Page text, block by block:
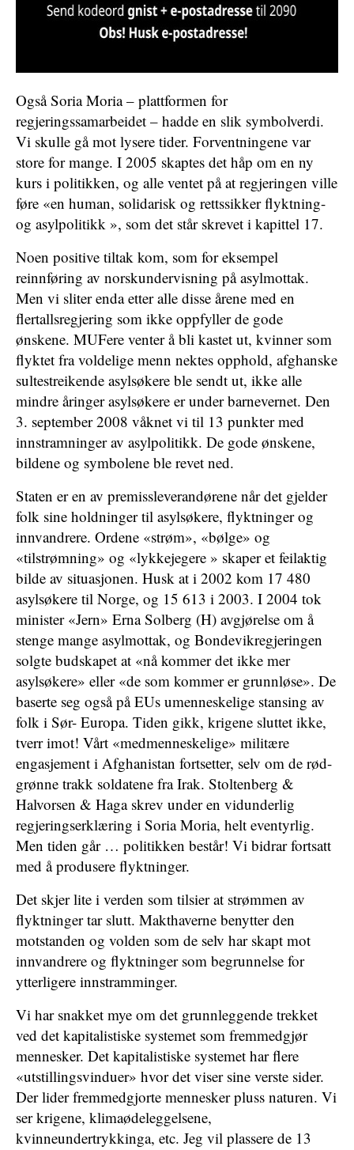
Også Soria Moria – plattformen for
regjeringssamarbeidet – hadde en slik symbolverdi.
Vi skulle gå mot lysere tider. Forventningene var
store for mange. I 2005 skaptes det håp om en ny
kurs i politikken, og alle ventet på at regjeringen ville
føre «en human, solidarisk og rettssikker flyktning-
og asylpolitikk », som det står skrevet i kapittel 17.
Noen positive tiltak kom, som for eksempel
reinnføring av norskundervisning på asylmottak.
Men vi sliter enda etter alle disse årene med en
flertallsregjering som ikke oppfyller de gode
ønskene. MUFere venter å bli kastet ut, kvinner som
flyktet fra voldelige menn nektes opphold, afghanske
sultestreikende asylsøkere ble sendt ut, ikke alle
mindre åringer asylsøkere er under barnevernet. Den
3. september 2008 våknet vi til 13 punkter med
innstramninger av asylpolitikk. De gode ønskene,
bildene og symbolene ble revet ned.
Staten er en av premissleverandørene når det gjelder
folk sine holdninger til asylsøkere, flyktninger og
innvandrere. Ordene «strøm», «bølge» og
«tilstrømning» og «lykkejegere » skaper et feilaktig
bilde av situasjonen. Husk at i 2002 kom 17 480
asylsøkere til Norge, og 15 613 i 2003. I 2004 tok
minister «Jern» Erna Solberg (H) avgjørelse om å
stenge mange asylmottak, og Bondevikregjeringen
solgte budskapet at «nå kommer det ikke mer
asylsøkere» eller «de som kommer er grunnløse». De
baserte seg også på EUs umenneskelige stansing av
folk i Sør- Europa. Tiden gikk, krigene sluttet ikke,
tverr imot! Vårt «medmenneskelige» militære
engasjement i Afghanistan fortsetter, selv om de rød-
grønne trakk soldatene fra Irak. Stoltenberg &
Halvorsen & Haga skrev under en vidunderlig
regjeringserklæring i Soria Moria, helt eventyrlig.
Men tiden går … politikken består! Vi bidrar fortsatt
med å produsere flyktninger.
Det skjer lite i verden som tilsier at strømmen av
flyktninger tar slutt. Makthaverne benytter den
motstanden og volden som de selv har skapt mot
innvandrere og flyktninger som begrunnelse for
ytterligere innstramminger.
Vi har snakket mye om det grunnleggende trekket
ved det kapitalistiske systemet som fremmedgjør
mennesker. Det kapitalistiske systemet har flere
«utstillingsvinduer» hvor det viser sine verste sider.
Der lider fremmedgjorte mennesker pluss naturen. Vi
ser krigene, klimaødeleggelsene,
kvinneundertrykkinga, etc. Jeg vil plassere de 13